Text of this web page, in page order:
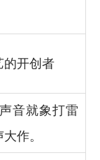
的开创者
音就象打雷
作。